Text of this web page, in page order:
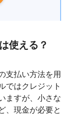
使える？
支払い方法を用
ではクレジット
ますが、小さな
、現金が必要と